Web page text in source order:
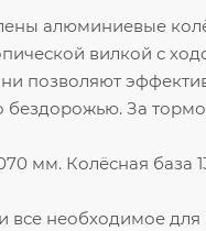
алюминиевые
вилкой с
позволяют
За
мм. Колёсная база
все необходимое